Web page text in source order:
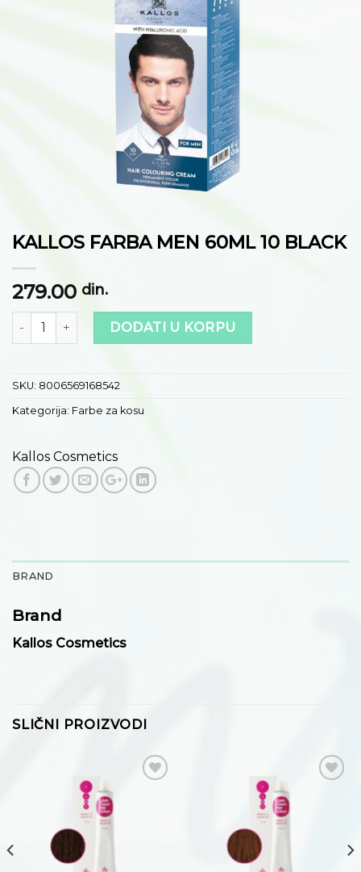
KALLOS FARBA MEN 60ML 10 BLACK
279.00 din.
Količina DODATI U KORPU
SKU: 8006569168542
Kategorija: Farbe za kosu
Kallos Cosmetics
BRAND
Brand
Kallos Cosmetics
SLIČNI PROIZVODI